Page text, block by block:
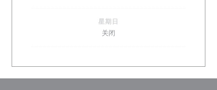
星期日
关闭